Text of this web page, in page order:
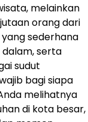
melainkan
orang dari
sederhana
serta
sudut
bagi siapa
melihatnya
di kota besar,